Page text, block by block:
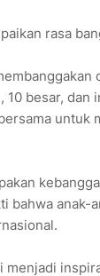
rasa
besar, dan
untuk
anak-